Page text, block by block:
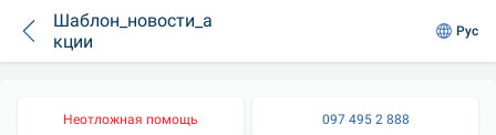
Шаблон_новости_а
кции
Рус
Неотложная помощь 097 495 2 888